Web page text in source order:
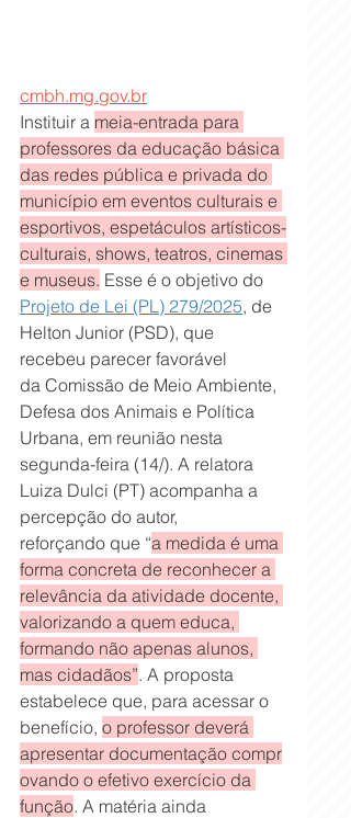
cmbh.mg.gov.br
Instituir a meia-entrada para
professores da educação básica
das redes pública e privada do
município em eventos culturais e
esportivos, espetáculos artísticos-
culturais, shows, teatros, cinemas
e museus. Esse é o objetivo do
Projeto de Lei (PL) 279/2025, de
Helton Junior (PSD), que
recebeu parecer favorável
da Comissão de Meio Ambiente,
Defesa dos Animais e Política
Urbana, em reunião nesta
segunda-feira (14/). A relatora
Luiza Dulci (PT) acompanha a
percepção do autor,
reforçando que “a medida é uma
forma concreta de reconhecer a
relevância da atividade docente,
valorizando a quem educa,
formando não apenas alunos,
mas cidadãos”. A proposta
estabelece que, para acessar o
benefício, o professor deverá
apresentar documentação compr
ovando o efetivo exercício da
função. A matéria ainda